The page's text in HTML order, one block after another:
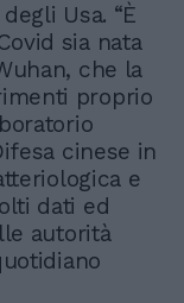
Usa. “È
sia nata
che la
proprio
cinese in
e
dati ed
autorità